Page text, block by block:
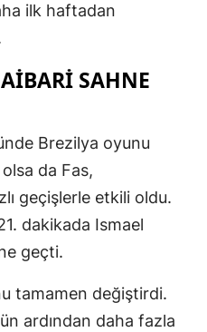
ilk haftadan
SAHNE
Brezilya oyunu
da Fas,
geçişlerle etkili oldu.
dakikada Ismael
geçti.
tamamen değiştirdi.
ardından daha fazla